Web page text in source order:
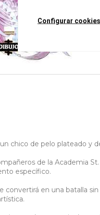
chico de pelo plateado y
de la Academia
específico.
convertirá en una batalla
Configurar cookies